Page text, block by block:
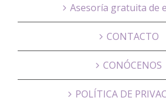
Asesoría gratuita de
CONTACTO
CONÓCENOS
POLÍTICA DE